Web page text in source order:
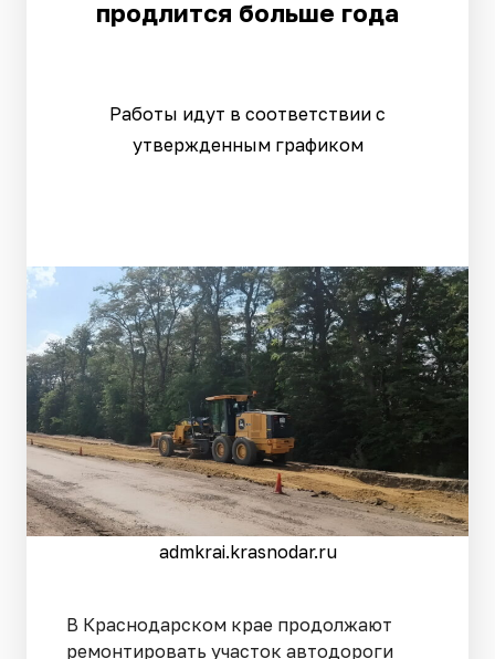
продлится больше года
Работы идут в соответствии с
утвержденным графиком
admkrai.krasnodar.ru
В Краснодарском крае продолжают
ремонтировать участок автодороги